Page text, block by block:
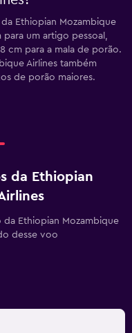
Ethiopian Mozambique
um artigo pessoal,
cm para a mala de porão.
Airlines também
de porão maiores.
da Ethiopian
Ethiopian Mozambique
desse voo